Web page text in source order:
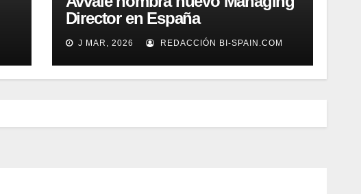
Director en España
J MAR, 2026 REDACCIÓN BI-SPAIN.COM